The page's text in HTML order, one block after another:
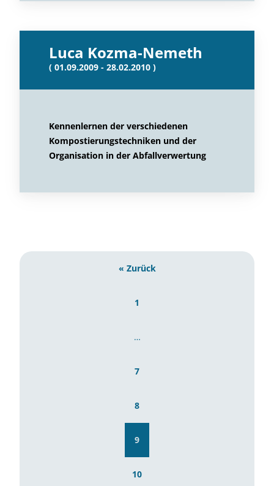
Luca Kozma-Nemeth
( 01.09.2009 - 28.02.2010 )
Kennenlernen der verschiedenen
Kompostierungstechniken und der
Organisation in der Abfallverwertung
« Zurück
1
…
7
8
9
10